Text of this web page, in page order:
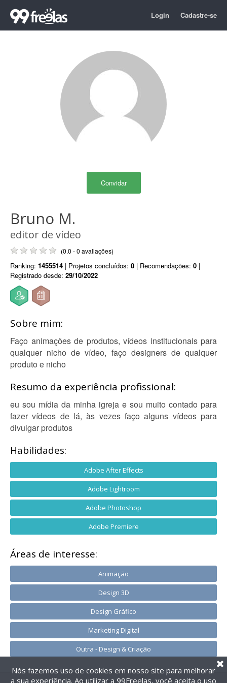
Login Cadastre-se
Convidar
Bruno M.
editor de vídeo
(0.0 - 0 avaliações)
Ranking: 1455514 | Projetos concluídos: 0 | Recomendações: 0 |
Registrado desde: 29/10/2022
Sobre mim:
Faço animações de produtos, vídeos institucionais para
qualquer nicho de vídeo, faço designers de qualquer
produto e nicho
Resumo da experiência profissional:
eu sou mídia da minha igreja e sou muito contado para
fazer vídeos de lá, às vezes faço alguns vídeos para
divulgar produtos
Habilidades:
Adobe After Effects
Adobe Lightroom
Adobe Photoshop
Adobe Premiere
Áreas de interesse:
Animação
Design 3D
Design Gráfico
Marketing Digital
Outra - Design & Criação
Nós fazemos uso de cookies em nosso site para melhorar
a sua experiência. Ao utilizar a 99Freelas, você aceita o uso